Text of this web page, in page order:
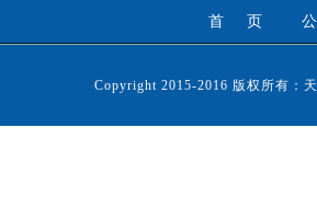
首 页
Copyright 2015-2016 版权所有：